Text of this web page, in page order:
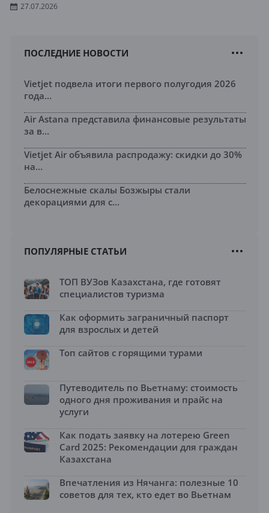
27.07.2026
ПОСЛЕДНИЕ НОВОСТИ
Vietjet подвела итоги первого полугодия 2026
года...
Air Astana представила финансовые результаты
за в...
Vietjet Air объявила распродажу: скидки до 30%
на...
Белоснежные скалы Бозжыры стали
декорациями для с...
ПОПУЛЯРНЫЕ СТАТЬИ
ТОП ВУЗов Казахстана, где готовят
специалистов туризма
Как оформить заграничный паспорт
для взрослых и детей
Топ сайтов с горящими турами
Путеводитель по Вьетнаму: стоимость
одного дня проживания и прайс на
услуги
Как подать заявку на лотерею Green
Card 2025: Рекомендации для граждан
Казахстана
Впечатления из Нячанга: полезные 10
советов для тех, кто едет во Вьетнам